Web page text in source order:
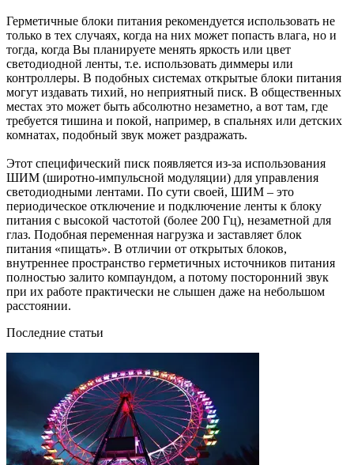
Герметичные блоки питания рекомендуется использовать не
только в тех случаях, когда на них может попасть влага, но и
тогда, когда Вы планируете менять яркость или цвет
светодиодной ленты, т.е. использовать диммеры или
контроллеры. В подобных системах открытые блоки питания
могут издавать тихий, но неприятный писк. В общественных
местах это может быть абсолютно незаметно, а вот там, где
требуется тишина и покой, например, в спальнях или детских
комнатах, подобный звук может раздражать.
Этот специфический писк появляется из-за использования
ШИМ (широтно-импульсной модуляции) для управления
светодиодными лентами. По сути своей, ШИМ – это
периодическое отключение и подключение ленты к блоку
питания с высокой частотой (более 200 Гц), незаметной для
глаз. Подобная переменная нагрузка и заставляет блок
питания «пищать». В отличии от открытых блоков,
внутреннее пространство герметичных источников питания
полностью залито компаундом, а потому посторонний звук
при их работе практически не слышен даже на небольшом
расстоянии.
Последние статьи